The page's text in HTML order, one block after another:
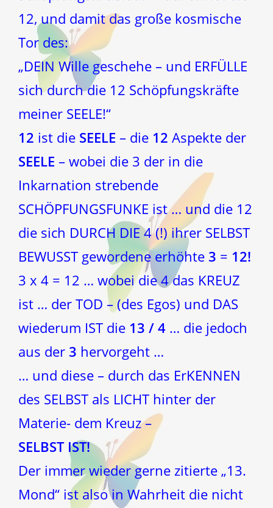
12, und damit das große kosmische
Tor des:
„DEIN Wille geschehe – und ERFÜLLE
sich durch die 12 Schöpfungskräfte
meiner SEELE!“
12 ist die SEELE – die 12 Aspekte der
SEELE – wobei die 3 der in die
Inkarnation strebende
SCHÖPFUNGSFUNKE ist … und die 12
die sich DURCH DIE 4 (!) ihrer SELBST
BEWUSST gewordene erhöhte 3 = 12!
3 x 4 = 12 … wobei die 4 das KREUZ
ist … der TOD – (des Egos) und DAS
wiederum IST die 13 / 4 … die jedoch
aus der 3 hervorgeht …
… und diese – durch das ErKENNEN
des SELBST als LICHT hinter der
Materie- dem Kreuz –
SELBST IST!
Der immer wieder gerne zitierte „13.
Mond“ ist also in Wahrheit die nicht